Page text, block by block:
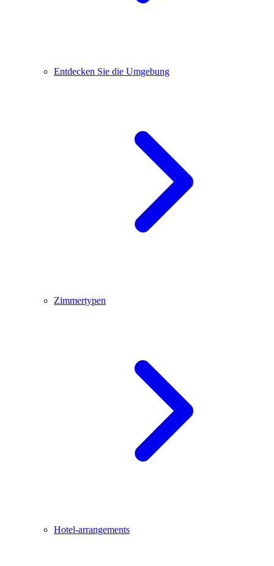
Entdecken Sie die Umgebung
Zimmertypen
Hotel-arrangements